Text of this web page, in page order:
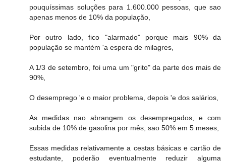
pouquíssimas soluções para 1.600.000 pessoas, que sao
apenas menos de 10% da população,
Por outro lado, fico "alarmado" porque mais 90% da
população se mantém 'a espera de milagres,
A 1/3 de setembro, foi uma um "grito" da parte dos mais de
90%,
O desemprego 'e o maior problema, depois 'e dos salários,
As medidas nao abrangem os desempregados, e com
subida de 10% de gasolina por mês, sao 50% em 5 meses,
Essas medidas relativamente a cestas básicas e cartão de
estudante, poderão eventualmente reduzir alguma